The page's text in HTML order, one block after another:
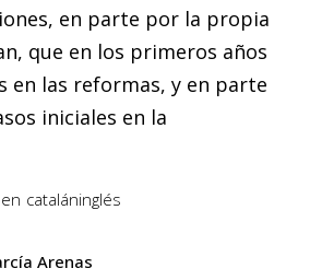
en parte por la propia
que en los primeros años
en las reformas, y en parte
iniciales en la
cataláninglés
Arenas